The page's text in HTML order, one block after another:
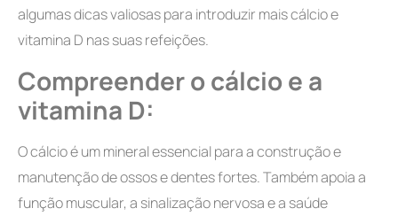
algumas dicas valiosas para introduzir mais cálcio e
vitamina D nas suas refeições.
Compreender o cálcio e a
vitamina D:
O cálcio é um mineral essencial para a construção e
manutenção de ossos e dentes fortes. Também apoia a
função muscular, a sinalização nervosa e a saúde